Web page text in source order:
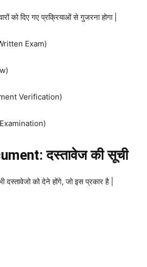
को दिए गए प्रक्रियाओं से गुजरना होगा |
Exam)
Verification)
दस्तावेज की सूची
को देने होंगे, जो इस प्रकार है |